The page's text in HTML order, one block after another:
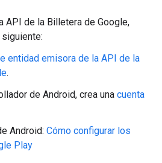
API de la Billetera de Google,
entidad emisora de la API de la
.
de Android, crea una cuenta
Android: Cómo configurar los
Play